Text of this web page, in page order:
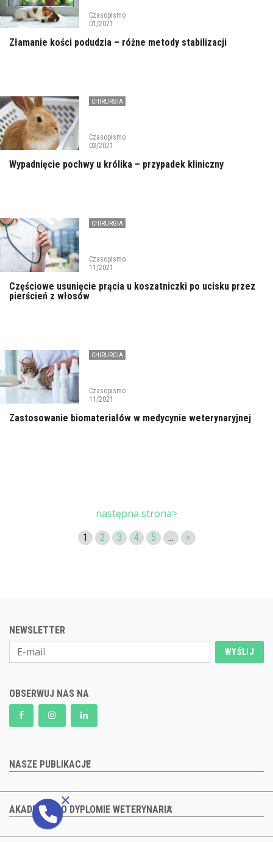
Czasopismo
01/2021
Złamanie kości podudzia – różne metody stabilizacji
CHIRURGIA
Czasopismo
03/2021
Wypadnięcie pochwy u królika – przypadek kliniczny
CHIRURGIA
Czasopismo
11/2021
Częściowe usunięcie prącia u koszatniczki po ucisku przez
pierścień z włosów
CHIRURGIA
Czasopismo
11/2021
Zastosowanie biomateriałów w medycynie weterynaryjnej
następna strona>
1 2 3 4 5 ... >
NEWSLETTER
WYŚLIJ
OBSERWUJ NAS NA
NASZE PUBLIKACJE
AKADEMIA PO DYPLOMIE WETERYNARIA